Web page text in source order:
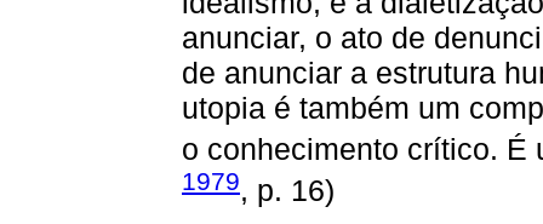
anunciar, o ato de
de anunciar a estrutura
utopia é também um
o conhecimento crítico. É
1979, p. 16)